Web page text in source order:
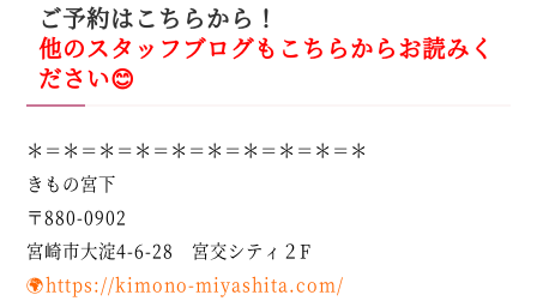
ご予約はこちらから！
他のスタッフブログもこちらからお読みく
ださい😊
＊＝＊＝＊＝＊＝＊＝＊＝＊＝＊＝＊＝＊
きもの宮下
〒880-0902
宮崎市大淀4-6-28 宮交シティ２F
🌍https://kimono-miyashita.com/